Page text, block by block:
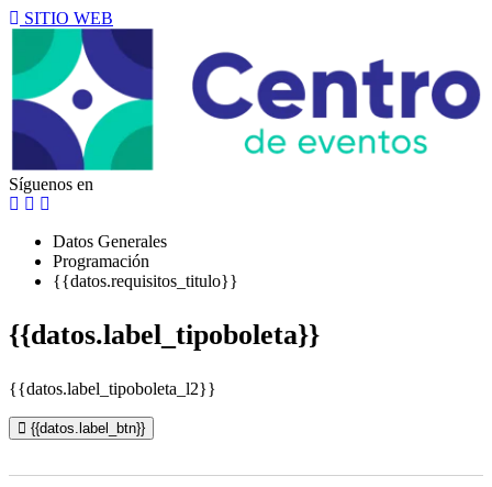
SITIO WEB
Síguenos en
Datos Generales
Programación
{{datos.requisitos_titulo}}
{{datos.label_tipoboleta}}
{{datos.label_tipoboleta_l2}}
{{datos.label_btn}}